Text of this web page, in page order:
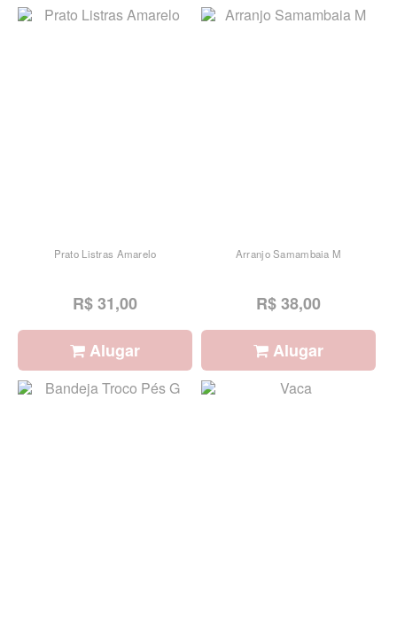
Prato Listras Amarelo
R$ 31,00
Alugar
Arranjo Samambaia M
R$ 38,00
Alugar